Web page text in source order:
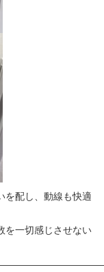
を配し、動線も快適
を一切感じさせない